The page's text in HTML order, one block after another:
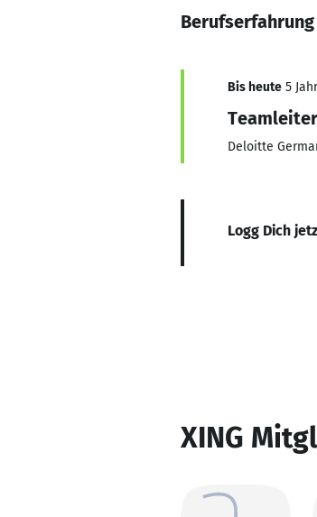
Bis heute 5
Teamleiter
Deloitte
Logg Dich
XING